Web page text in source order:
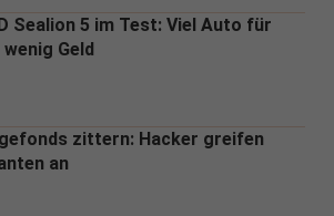
Sealion 5 im Test: Viel Auto für
Geld
zittern: Hacker greifen
an